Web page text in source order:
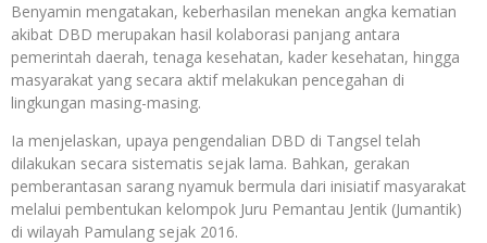
Benyamin mengatakan, keberhasilan menekan angka kematian
akibat DBD merupakan hasil kolaborasi panjang antara
pemerintah daerah, tenaga kesehatan, kader kesehatan, hingga
masyarakat yang secara aktif melakukan pencegahan di
lingkungan masing-masing.
Ia menjelaskan, upaya pengendalian DBD di Tangsel telah
dilakukan secara sistematis sejak lama. Bahkan, gerakan
pemberantasan sarang nyamuk bermula dari inisiatif masyarakat
melalui pembentukan kelompok Juru Pemantau Jentik (Jumantik)
di wilayah Pamulang sejak 2016.